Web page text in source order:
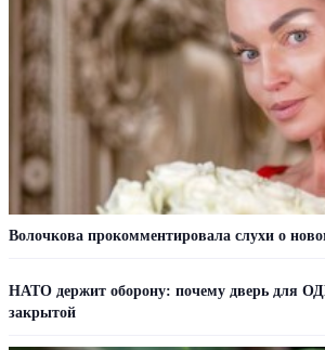
Волочкова прокомментировала слухи о
НАТО держит оборону: почему дверь для
закрытой